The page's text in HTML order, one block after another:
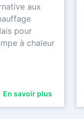
aux
pour
à chaleur
En savoir plus